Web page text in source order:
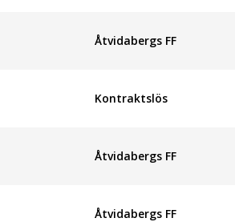
Åtvidabergs FF
Kontraktslös
Åtvidabergs FF
Åtvidabergs FF